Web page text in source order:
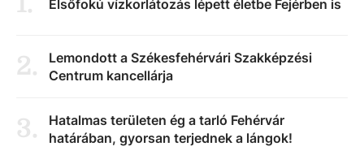
Elsőfokú vízkorlátozás lépett életbe Fejérben is
2.
Lemondott a Székesfehérvári Szakképzési
Centrum kancellárja
3.
Hatalmas területen ég a tarló Fehérvár
határában, gyorsan terjednek a lángok!